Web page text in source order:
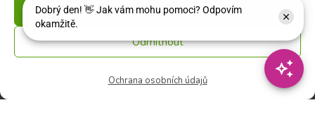
Příjmout
Odmítnout
Ochrana osobních údajů
Sledujte nás: